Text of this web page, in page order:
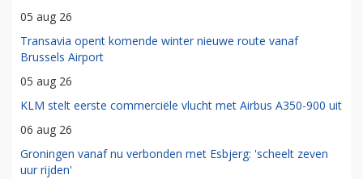
05 aug 26
Transavia opent komende winter nieuwe route vanaf
Brussels Airport
05 aug 26
KLM stelt eerste commerciële vlucht met Airbus A350-900 uit
06 aug 26
Groningen vanaf nu verbonden met Esbjerg: 'scheelt zeven
uur rijden'